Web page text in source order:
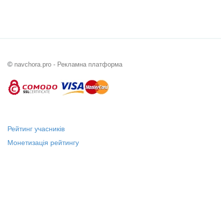
© navchora.pro - Рекламна платформа
Рейтинг учасників
Монетизація рейтингу